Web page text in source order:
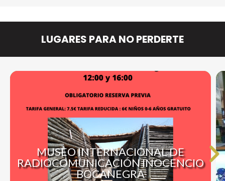
LUGARES PARA NO PERDERTE
MUSEO INTERNACIONAL DE
RADIOCOMUNICACIÓN INOCENCIO
BOCANEGRA